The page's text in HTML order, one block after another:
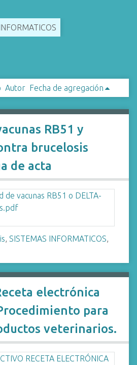
Autor Fecha de agregación
RB51 y
brucelosis
de acta
, SISTEMAS INFORMATICOS,
electrónica
para
veterinarios.